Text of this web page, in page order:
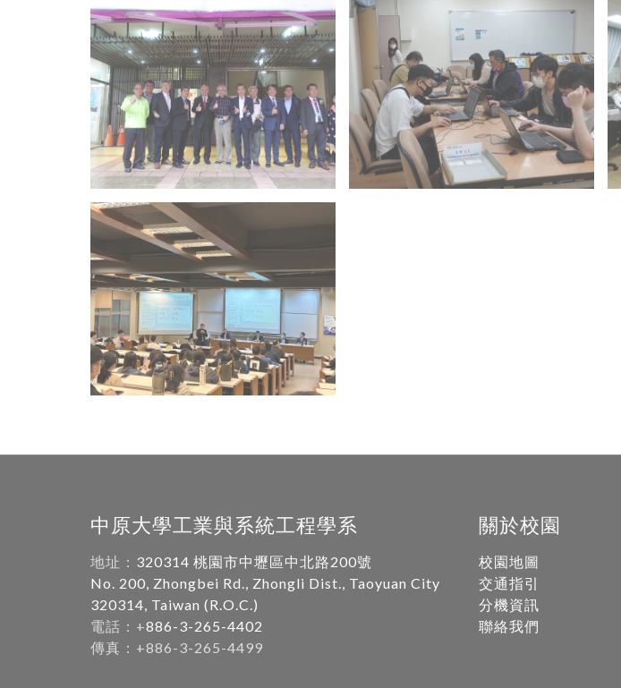
中原大學工業與系統工程學系
地址： 320314 桃園市中壢區中北路200號
No. 200, Zhongbei Rd., Zhongli Dist., Taoyuan City
320314, Taiwan (R.O.C.)
電話：+886-3-265-4402
傳真：+886-3-265-4499
關於校園
校園地圖
交通指引
分機資訊
聯絡我們